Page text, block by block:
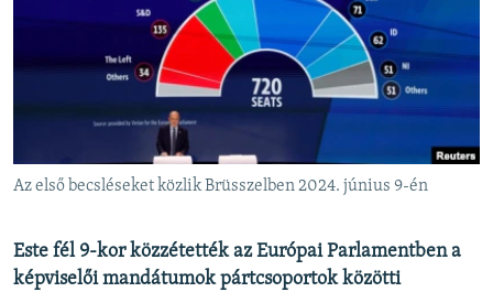
EURÓPAI UNIÓ
VILÁG
KLÍMAVÁLTOZÁS
A MÚLT TANULSÁGAI
Az első becsléseket közlik Brüsszelben 2024. június 9-én
Este fél 9-kor közzétették az Európai Parlamentben a
képviselői mandátumok pártcsoportok közötti